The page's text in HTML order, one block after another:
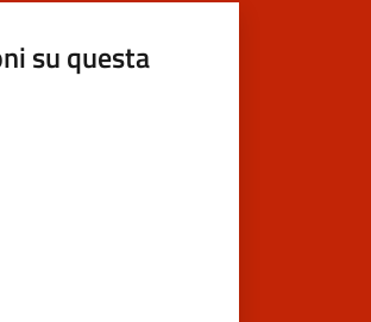
su questa